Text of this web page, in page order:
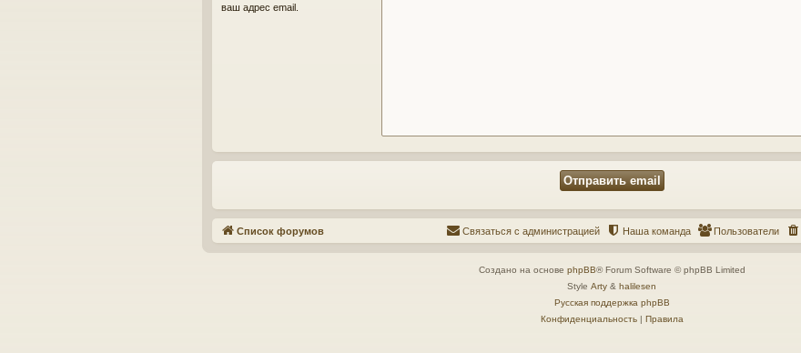
ваш адрес email.
Список форумов Пользователи
Наша команда
Связаться с администрацией
Создано на основе phpBB® Forum Software © phpBB Limited
Style Arty & halilesen
Русская поддержка phpBB
Конфиденциальность| Правила